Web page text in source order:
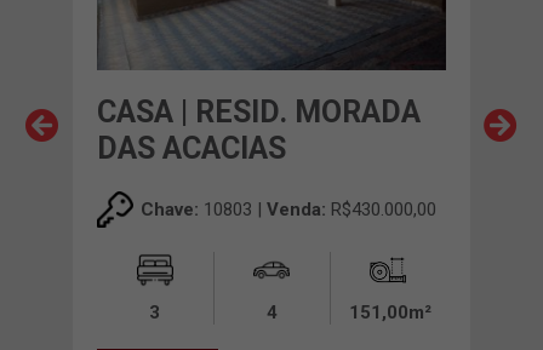
CASA | RESID. MORADA
DAS ACACIAS
Chave: 10803 | Venda: R$430.000,00
3 4 151,00m²